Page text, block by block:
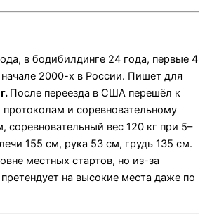
в бодибилдинге 24 года, первые 4
2000-х в России. Пишет для
После переезда в США перешёл к
и соревновательному
соревновательный вес 120 кг при 5–
155 см, рука 53 см, грудь 135 см.
местных стартов, но из-за
на высокие места даже по